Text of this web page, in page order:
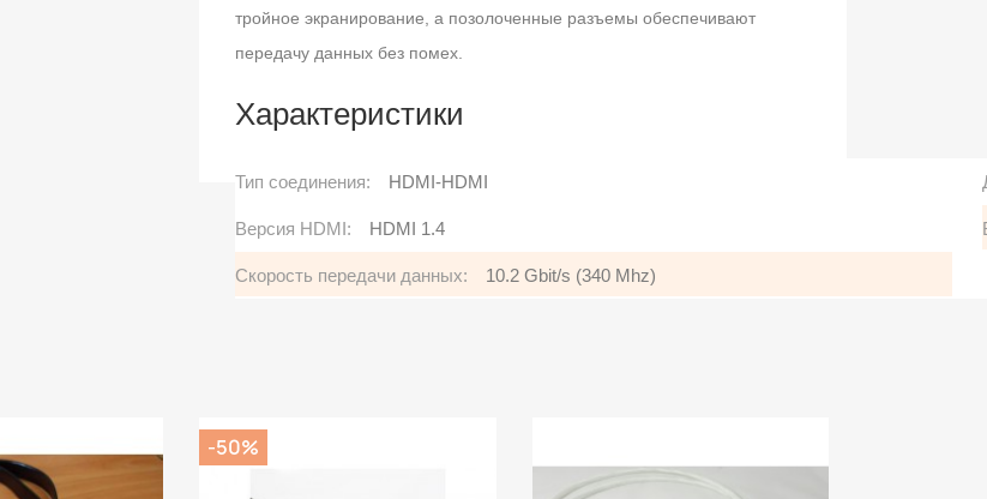
тройное экранирование, а позолоченные разъемы обеспечивают
передачу данных без помех.
Характеристики
Тип соединения: HDMI-HDMI
Версия HDMI: HDMI 1.4
Cкорость передачи данных: 10.2 Gbit/s (340 Mhz)
-50%